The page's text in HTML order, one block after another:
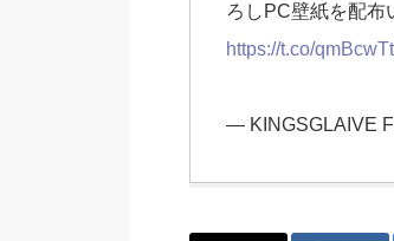
ろしPC壁紙を配布
https://t.co/
— KINGSGLAIVE